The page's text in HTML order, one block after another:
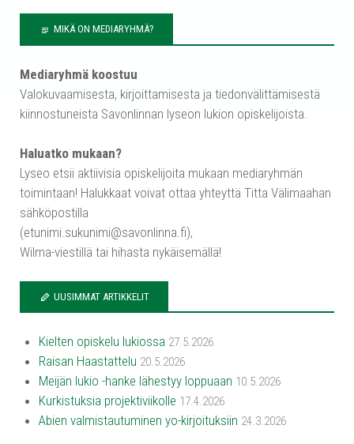
MIKÄ ON MEDIARYHMÄ?
Mediaryhmä koostuu
Valokuvaamisesta, kirjoittamisesta ja tiedonvälittämisestä
kiinnostuneista Savonlinnan lyseon lukion opiskelijoista.
Haluatko mukaan?
Lyseo etsii aktiivisia opiskelijoita mukaan mediaryhmän
toimintaan! Halukkaat voivat ottaa yhteyttä Titta Välimaahan
sähköpostilla
(etunimi.sukunimi@savonlinna.fi),
Wilma-viestillä tai hihasta nykäisemällä!
UUSIMMAT ARTIKKELIT
Kielten opiskelu lukiossa 27.5.2026
Raisan Haastattelu 20.5.2026
Meijän lukio -hanke lähestyy loppuaan 10.5.2026
Kurkistuksia projektiviikolle 17.4.2026
Abien valmistautuminen yo-kirjoituksiin 24.3.2026